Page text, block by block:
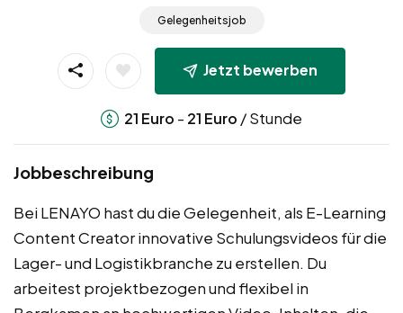
Gelegenheitsjob
Jetzt bewerben
21 Euro - 21 Euro / Stunde
Jobbeschreibung
Bei LENAYO hast du die Gelegenheit, als E-Learning
Content Creator innovative Schulungsvideos für die
Lager- und Logistikbranche zu erstellen. Du
arbeitest projektbezogen und flexibel in